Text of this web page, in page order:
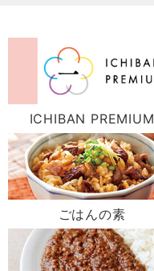
ICHIBAN PREMIUM
ごはんの素